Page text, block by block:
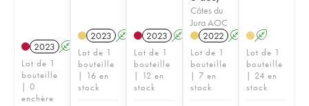
2023 A
Lot de 1
bouteille
| 0
enchère
2023 A
Lot de 1
bouteille
| 16 en
stock
2023 A
Lot de 1
bouteille
| 12 en
stock
Côtes du
Jura AOC
2022 A
Lot de 1
bouteille
| 7 en
stock
H A
Lot de 1
bouteille
| 24 en
stock